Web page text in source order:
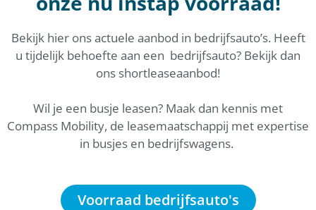
Bekijk hier ons actuele aanbod in bedrijfsauto’s. Heeft
u tijdelijk behoefte aan een bedrijfsauto? Bekijk dan
ons shortleaseaanbod!
Wil je een busje leasen? Maak dan kennis met
Compass Mobility, de leasemaatschappij met expertise
in busjes en bedrijfswagens.
Voorraad bedrijfsauto's